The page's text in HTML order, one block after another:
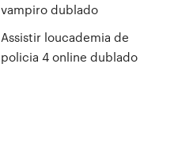
vampiro dublado
Assistir loucademia de
policia 4 online dublado